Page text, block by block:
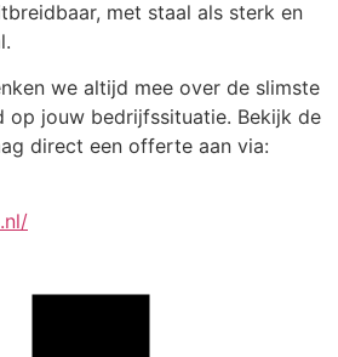
met staal als sterk en
we altijd mee over de slimste
op jouw bedrijfssituatie. Bekijk de
direct een offerte aan via: